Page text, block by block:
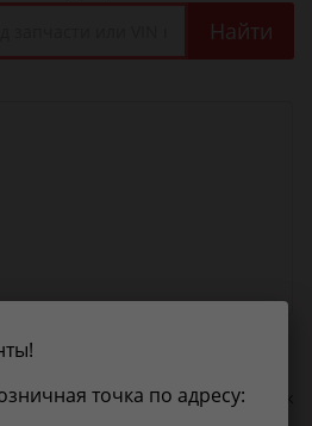
Найти
0 оценок
точка по адресу: